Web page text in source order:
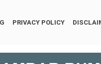
PRIVACY POLICY